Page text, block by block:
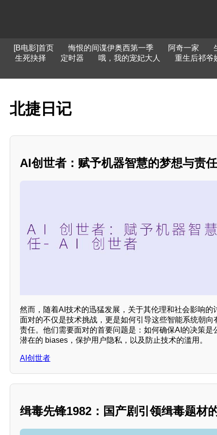
[B电影]首页 悔恨的间谍伊奥西第一季 阿奇一家
生死抉择
定时器 哦，我的宠妃大人 重生后祁爷
北捷日记
AI创世者：赋予机器智慧的梦想与责任
然而，随着AI技术的迅猛发展，关于其伦理和社会影响的
面对的不仅是技术挑战，更是如何引导这些智能系统朝向
责任。他们需要面对的首要问题是：如何确保AI的决策是
潜在的 biases，保护用户隐私，以及防止技术的滥用。
AI创世者
缉毒先锋1982：国产剧引领缉毒题材